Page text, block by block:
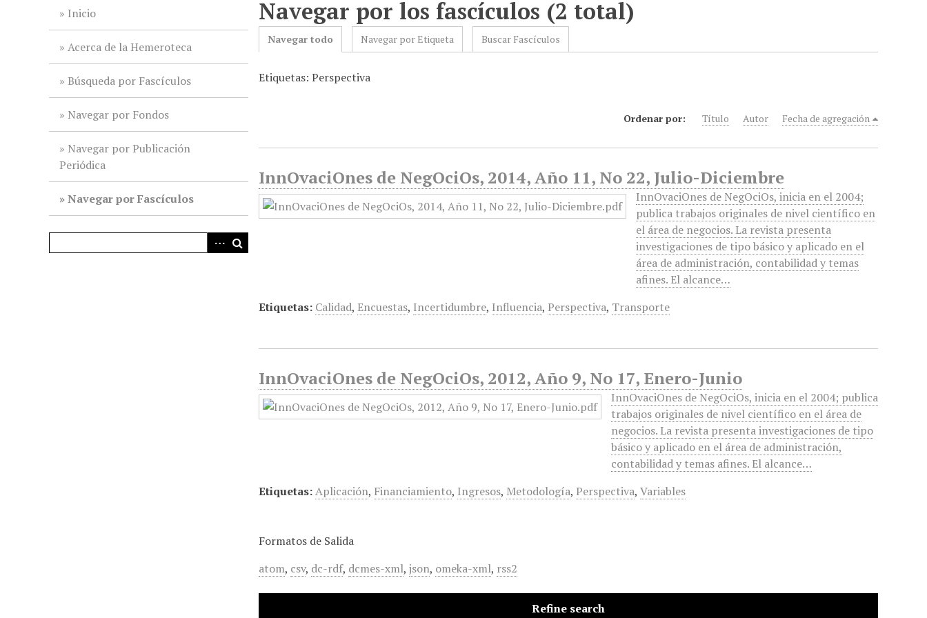
Inicio
Acerca de la Hemeroteca
Búsqueda por Fascículos
Navegar por Fondos
Navegar por Publicación
Periódica
Navegar por Fascículos
Navegar por los fascículos (2 total)
Navegar todo Navegar por Etiqueta Buscar Fascículos
Etiquetas: Perspectiva
Ordenar por: Título Autor Fecha de agregación
InnOvaciOnes de NegOciOs, 2014, Año 11, No 22, Julio-Diciembre
InnOvaciOnes de NegOciOs, inicia en el 2004;
publica trabajos originales de nivel científico en
el área de negocios. La revista presenta
investigaciones de tipo básico y aplicado en el
área de administración, contabilidad y temas
afines. El alcance…
Etiquetas: Calidad, Encuestas, Incertidumbre, Influencia, Perspectiva, Transporte
InnOvaciOnes de NegOciOs, 2012, Año 9, No 17, Enero-Junio
InnOvaciOnes de NegOciOs, inicia en el 2004; publica
trabajos originales de nivel científico en el área de
negocios. La revista presenta investigaciones de tipo
básico y aplicado en el área de administración,
contabilidad y temas afines. El alcance…
Etiquetas:Aplicación, Financiamiento, Ingresos, Metodología, Perspectiva,Variables
Formatos de Salida
atom, csv, dc-rdf, dcmes-xml,json, omeka-xml, rss2
Refine search